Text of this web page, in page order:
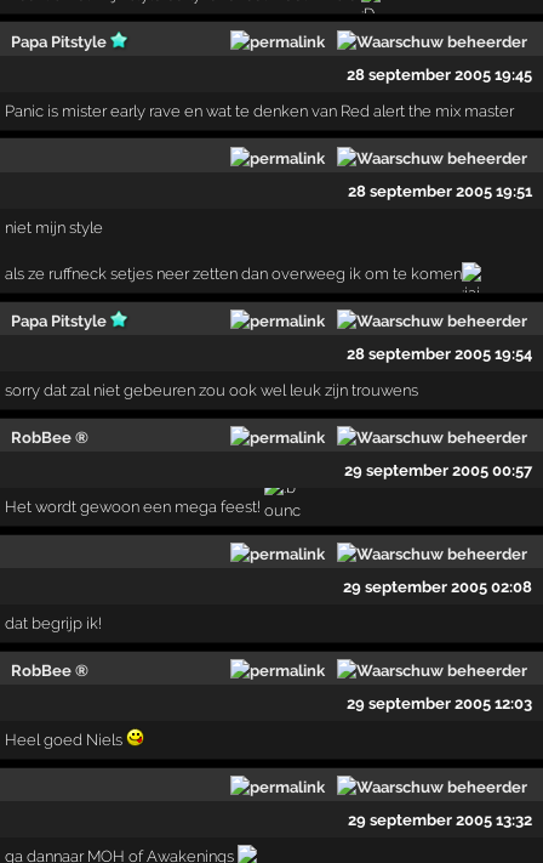
Papa Pitstyle
28 september 2005 19:45
Panic is mister early rave en wat te denken van Red alert the mix master
28 september 2005 19:51
niet mijn style
als ze ruffneck setjes neer zetten dan overweeg ik om te komen
Papa Pitstyle
28 september 2005 19:54
sorry dat zal niet gebeuren zou ook wel leuk zijn trouwens
RobBee ®
29 september 2005 00:57
Het wordt gewoon een mega feest!
29 september 2005 02:08
dat begrijp ik!
RobBee ®
29 september 2005 12:03
Heel goed Niels
29 september 2005 13:32
ga dannaar MOH of Awakenings